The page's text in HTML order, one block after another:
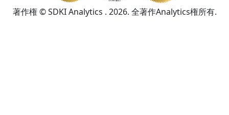
著作権 © SDKI Analytics . 2026. 全著作Analytics権所有.